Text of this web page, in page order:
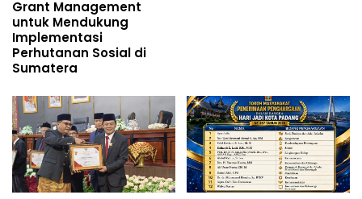
Grant Management
untuk Mendukung
Implementasi
Perhutanan Sosial di
Sumatera